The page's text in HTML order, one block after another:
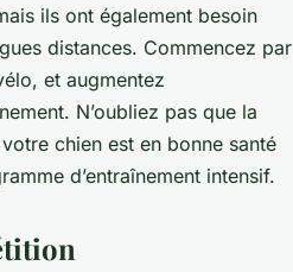
ils ont également besoin
distances. Commencez par
et augmentez
N’oubliez pas que la
chien est en bonne santé
d’entraînement intensif.